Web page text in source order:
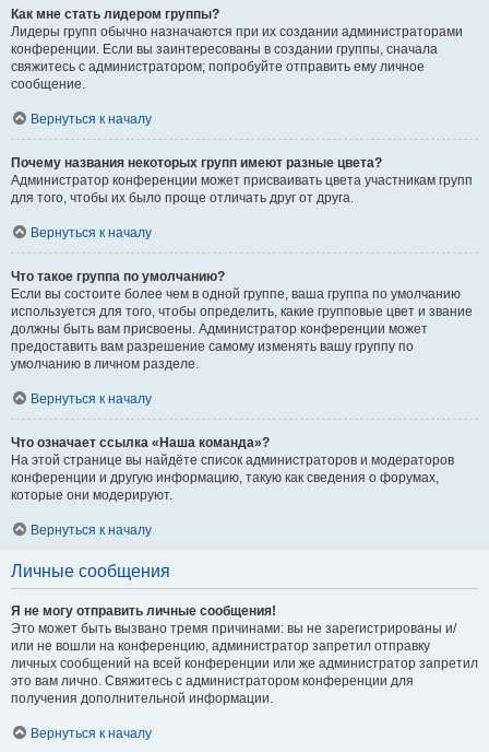
Как мне стать лидером группы?
Лидеры групп обычно назначаются при их создании администраторами
конференции. Если вы заинтересованы в создании группы, сначала
свяжитесь с администратором; попробуйте отправить ему личное
сообщение.
Вернуться к началу
Почему названия некоторых групп имеют разные цвета?
Администратор конференции может присваивать цвета участникам групп
для того, чтобы их было проще отличать друг от друга.
Вернуться к началу
Что такое группа по умолчанию?
Если вы состоите более чем в одной группе, ваша группа по умолчанию
используется для того, чтобы определить, какие групповые цвет и звание
должны быть вам присвоены. Администратор конференции может
предоставить вам разрешение самому изменять вашу группу по
умолчанию в личном разделе.
Вернуться к началу
Что означает ссылка «Наша команда»?
На этой странице вы найдёте список администраторов и модераторов
конференции и другую информацию, такую как сведения о форумах,
которые они модерируют.
Вернуться к началу
Личные сообщения
Я не могу отправить личные сообщения!
Это может быть вызвано тремя причинами: вы не зарегистрированы и/
или не вошли на конференцию, администратор запретил отправку
личных сообщений на всей конференции или же администратор запретил
это вам лично. Свяжитесь с администратором конференции для
получения дополнительной информации.
Вернуться к началу